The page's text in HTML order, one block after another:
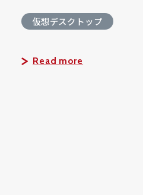
仮想デスクトップ
Read more